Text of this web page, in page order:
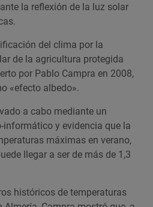
la reflexión de la luz solar
del clima por la
de la agricultura protegida
por Pablo Campra en 2008,
«efecto albedo».
a cabo mediante un
y evidencia que la
máximas en verano,
llegar a ser de más de 1,3
históricos de temperaturas